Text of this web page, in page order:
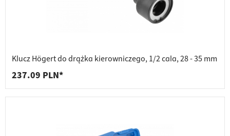
Klucz Högert do drążka kierowniczego, 1/2 cala, 28 - 35 mm
237.09 PLN*